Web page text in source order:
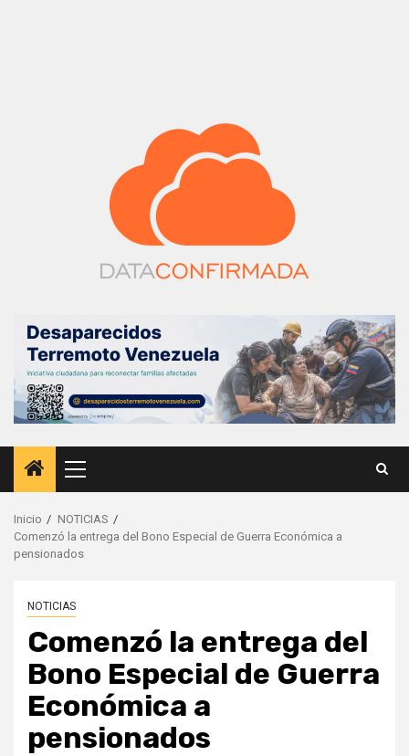
Menú
principal
Inicio
NOTICIAS
Comenzó la entrega del Bono Especial de Guerra Económica a
pensionados
NOTICIAS
Comenzó la entrega del
Bono Especial de Guerra
Económica a
pensionados